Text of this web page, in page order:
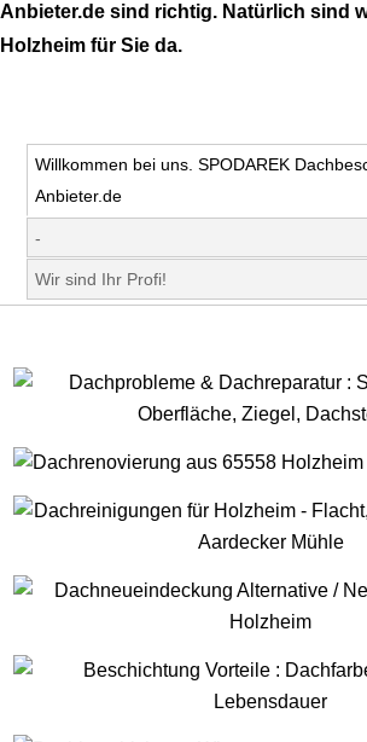
Anbieter.de sind richtig. Natürlich sind
Holzheim für Sie da.
Willkommen bei uns. SPODAREK
Anbieter.de
-
Wir sind Ihr Profi!